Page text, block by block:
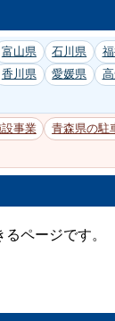
富山県 石川県
香川県 愛媛県
事業
青森県の駐
ページです。